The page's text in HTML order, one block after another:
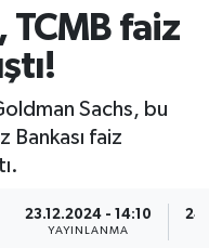
TCMB faiz
Sachs, bu
Bankası faiz
23.12.2024 - 14:10
YAYINLANMA
Fikstür